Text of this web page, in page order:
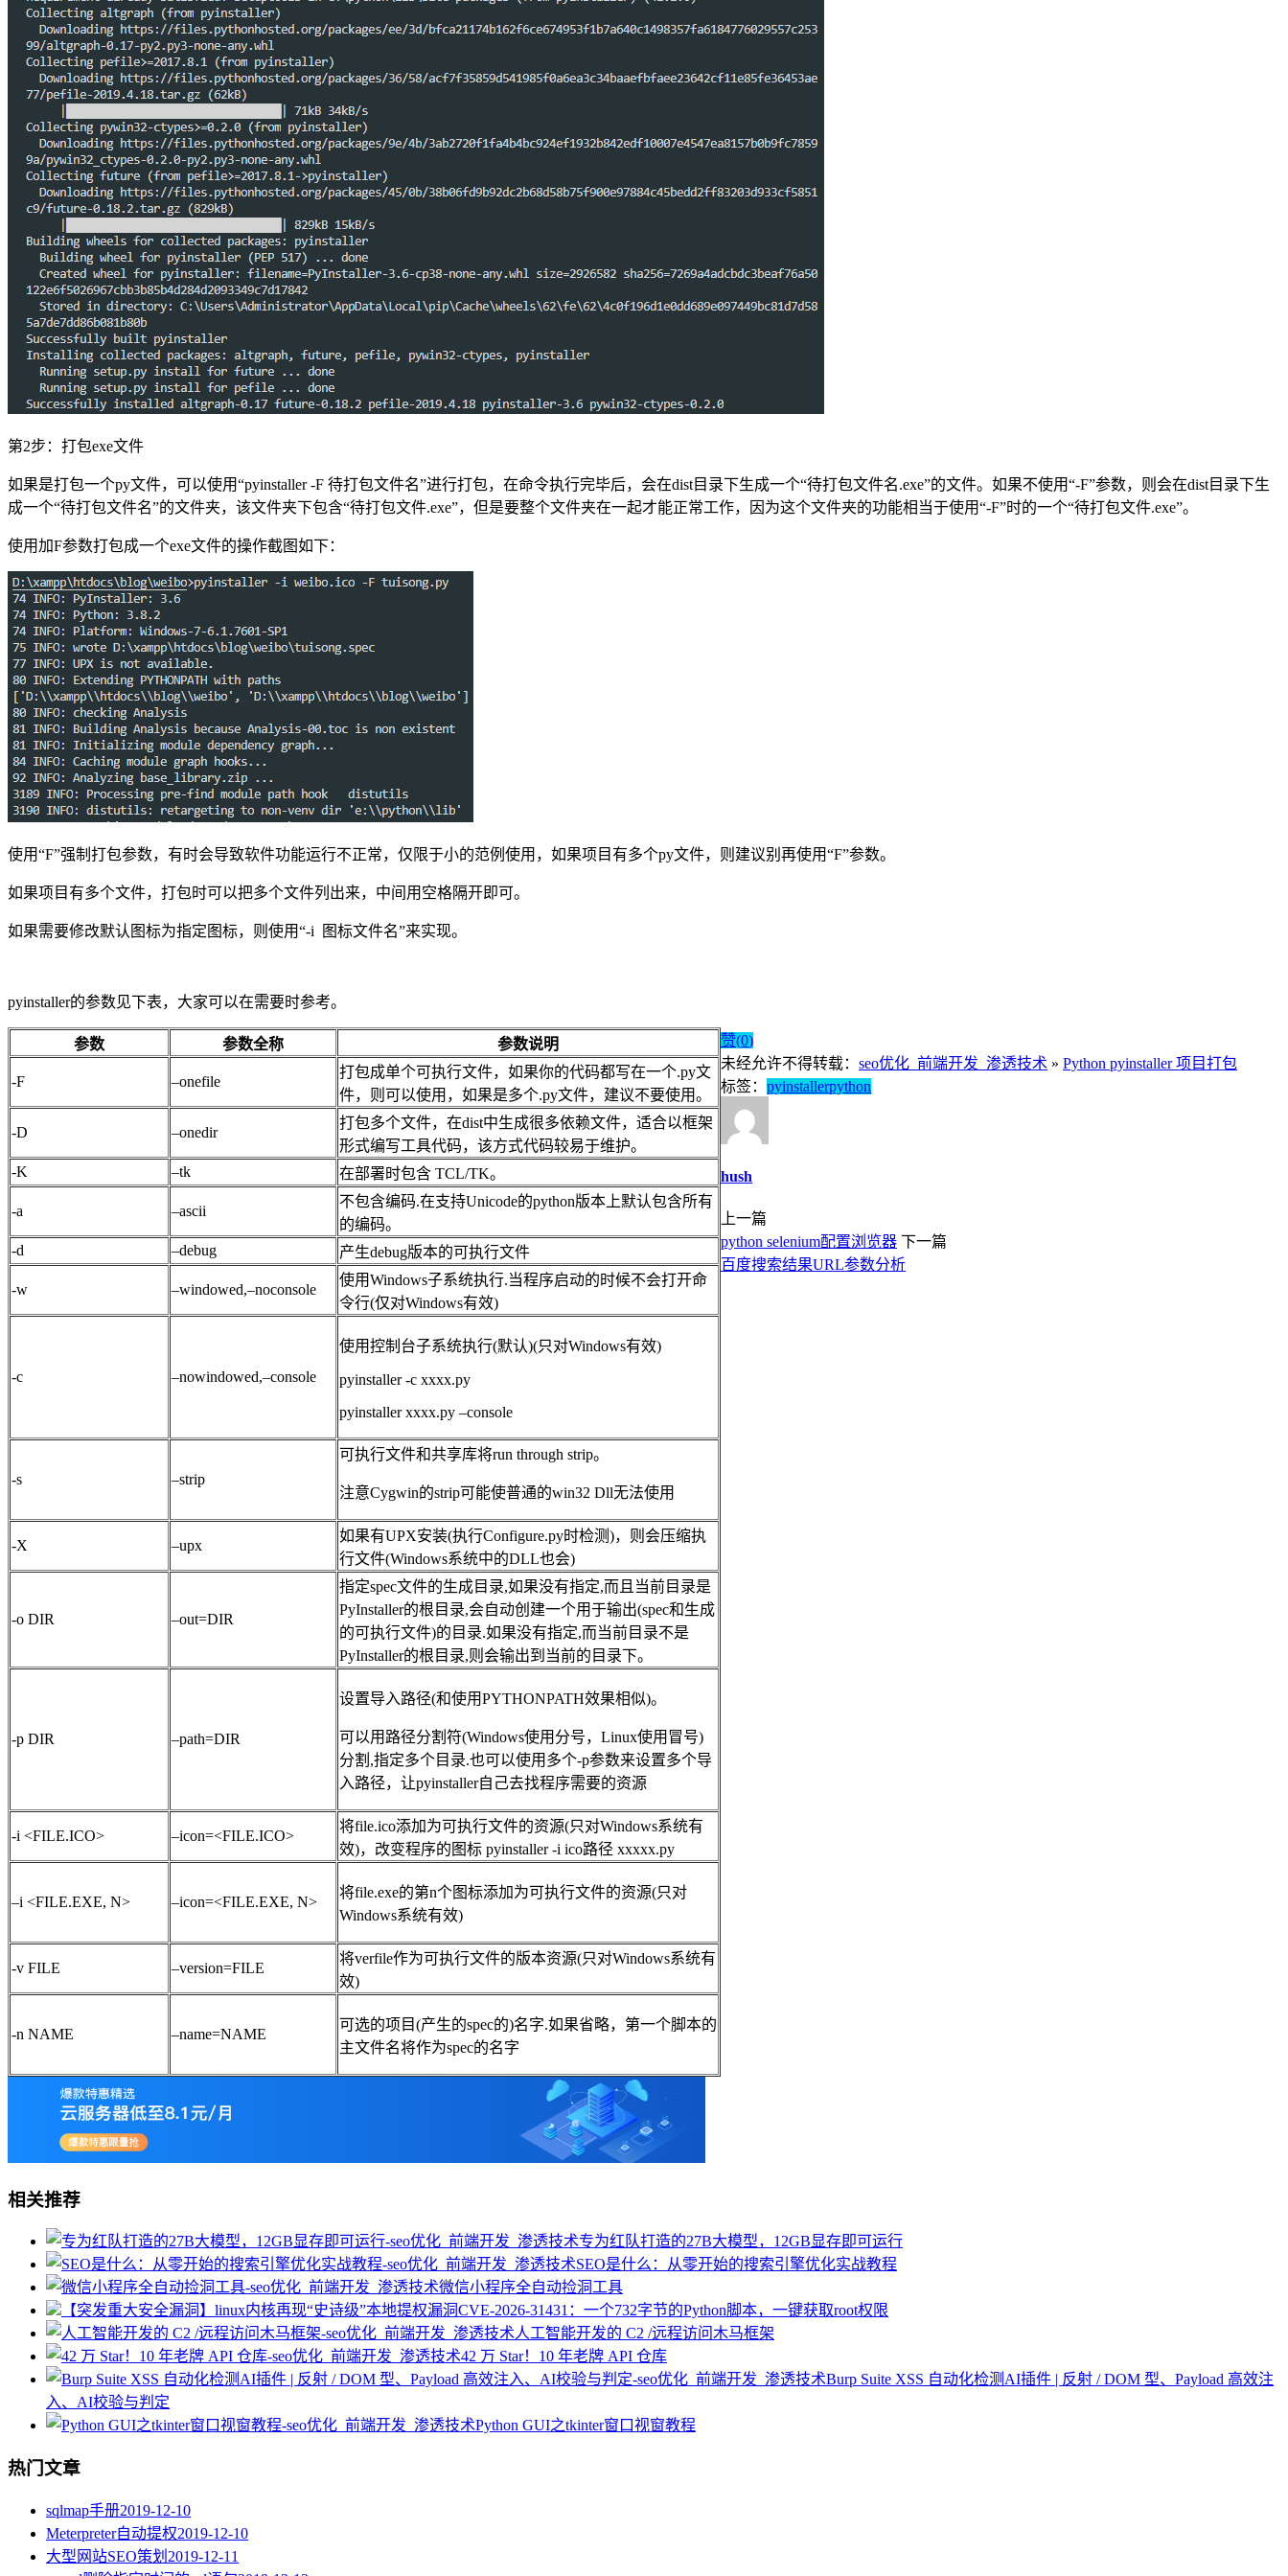
第2步：打包exe文件
如果是打包一个py文件，可以使用“pyinstaller -F 待打包文件名”进行打包，在命令执行完毕后，会在dist目录下生成一个“待打包文件名.exe”的文件。如果不使用“-F”参数，则会在dist目录下生
成一个“待打包文件名”的文件夹，该文件夹下包含“待打包文件.exe”，但是要整个文件夹在一起才能正常工作，因为这个文件夹的功能相当于使用“-F”时的一个“待打包文件.exe”。
使用加F参数打包成一个exe文件的操作截图如下：
使用“F”强制打包参数，有时会导致软件功能运行不正常，仅限于小的范例使用，如果项目有多个py文件，则建议别再使用“F”参数。
如果项目有多个文件，打包时可以把多个文件列出来，中间用空格隔开即可。
如果需要修改默认图标为指定图标，则使用“-i 图标文件名”来实现。
pyinstaller的参数见下表，大家可以在需要时参考。
参数 参数全称 参数说明
-F –onefile
打包成单个可执行文件，如果你的代码都写在一个.py文
件，则可以使用，如果是多个.py文件，建议不要使用。
-D –onedir
打包多个文件，在dist中生成很多依赖文件，适合以框架
形式编写工具代码，该方式代码较易于维护。
-K
–tk 在部署时包含 TCL/TK。
-a –ascii
不包含编码.在支持Unicode的python版本上默认包含所有
的编码。
-d
–debug 产生debug版本的可执行文件
-w –windowed,–noconsole
使用Windows子系统执行.当程序启动的时候不会打开命
令行(仅对Windows有效)
-c –nowindowed,–console
使用控制台子系统执行(默认)(只对Windows有效)
pyinstaller -c xxxx.py
pyinstaller xxxx.py –console
-s –strip
可执行文件和共享库将run through strip。
注意Cygwin的strip可能使普通的win32 Dll无法使用
-X –upx
如果有UPX安装(执行Configure.py时检测)，则会压缩执
行文件(Windows系统中的DLL也会)
-o DIR –out=DIR
指定spec文件的生成目录,如果没有指定,而且当前目录是
PyInstaller的根目录,会自动创建一个用于输出(spec和生成
的可执行文件)的目录.如果没有指定,而当前目录不是
PyInstaller的根目录,则会输出到当前的目录下。
-p DIR –path=DIR
设置导入路径(和使用PYTHONPATH效果相似)。
可以用路径分割符(Windows使用分号，Linux使用冒号)
分割,指定多个目录.也可以使用多个-p参数来设置多个导
入路径，让pyinstaller自己去找程序需要的资源
-i <FILE.ICO> –icon=<FILE.ICO>
将file.ico添加为可执行文件的资源(只对Windows系统有
效)，改变程序的图标 pyinstaller -i ico路径 xxxxx.py
–i <FILE.EXE, N> –icon=<FILE.EXE, N>
将file.exe的第n个图标添加为可执行文件的资源(只对
Windows系统有效)
-v FILE –version=FILE
将verfile作为可执行文件的版本资源(只对Windows系统有
效)
-n NAME –name=NAME
可选的项目(产生的spec的)名字.如果省略，第一个脚本的
主文件名将作为spec的名字
赞(0)
未经允许不得转载： seo优化_前端开发_渗透技术 » Python pyinstaller 项目打包
标签： pyinstallerpython
hush
上一篇
python selenium配置浏览器 下一篇
百度搜索结果URL参数分析
相关推荐
专为红队打造的27B大模型，12GB显存即可运行
SEO是什么：从零开始的搜索引擎优化实战教程
微信小程序全自动捡洞工具
【突发重大安全漏洞】linux内核再现“史诗级”本地提权漏洞CVE-2026-31431：一个732字节的Python脚本，一键获取root权限
人工智能开发的 C2 /远程访问木马框架
42 万 Star！10 年老牌 API 仓库
Burp Suite XSS 自动化检测AI插件 | 反射 / DOM 型、Payload 高效注
入、AI校验与判定
Python GUI之tkinter窗口视窗教程
热门文章
sqlmap手册2019-12-10
Meterpreter自动提权2019-12-10
大型网站SEO策划 2019-12-11